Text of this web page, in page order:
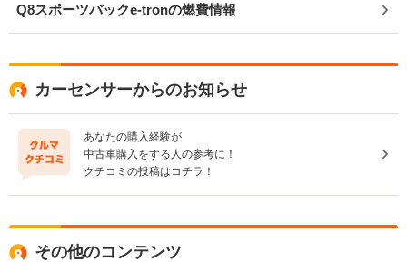
Q8スポーツバックe-tronの燃費情報
カーセンサーからのお知らせ
あなたの購入経験が
中古車購入をする人の参考に！
クチコミの投稿はコチラ！
その他のコンテンツ